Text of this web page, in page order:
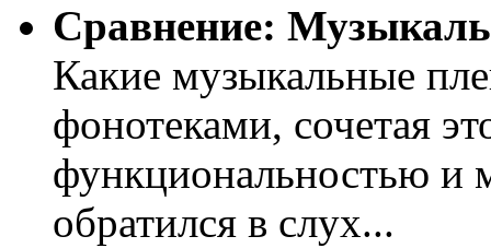
Сравнение:
Какие музыкальные
фонотеками, сочетая
функциональностью
обратился в слух...